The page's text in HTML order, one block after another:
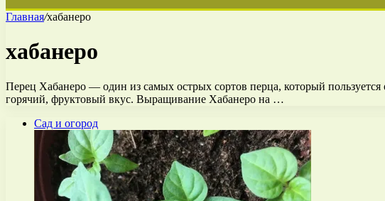
Главная/хабанеро
хабанеро
Перец Хабанеро — один из самых острых сортов перца, который
горячий, фруктовый вкус. Выращивание Хабанеро на …
Сад и огород